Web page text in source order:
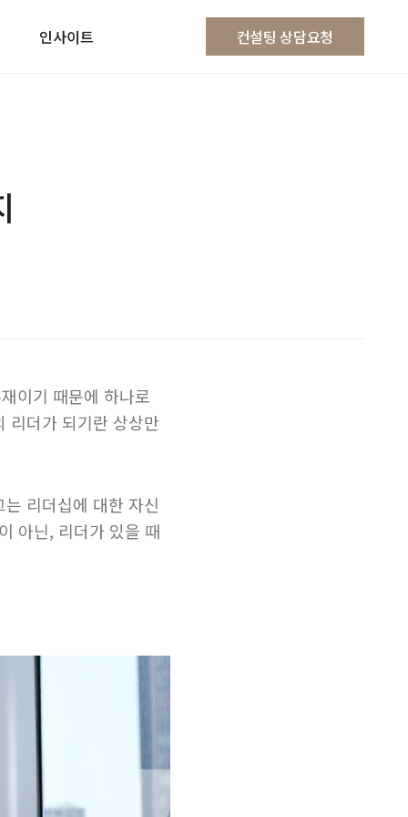
인사이트 컨설팅 상담요청
이기 때문에 하나로
리더가 되기란 상상만
리더십에 대한 자신
아닌, 리더가 있을 때